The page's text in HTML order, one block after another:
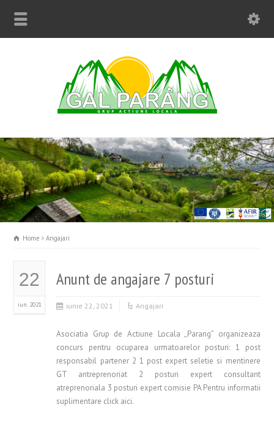
Home Angajari
22
iun. 2021
Anunt de angajare 7 posturi
iunie 22, 2021 Angajari
Asociatia Grup de Actiune Locala „Parang” organizeaza
concurs pentru ocuparea urmatoarelor posturi: 1 post
responsabil partener 2 1 post expert seletie si mentinere
GT antreprenoriat 2 posturi expert consultant
atreprenoriala 3 posturi expert comisie PA Pentru informatii
suplimentare click aici.